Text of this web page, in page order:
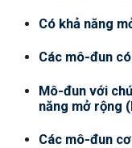
Có khả năng
Các mô-đun
Mô-đun với
năng mở rộng
Các mô-đun